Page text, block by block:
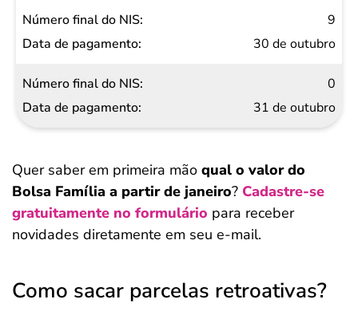
9
30 de outubro
0
31 de outubro
Quer saber em primeira mão qual o valor do
Bolsa Família a partir de janeiro? Cadastre-se
gratuitamente no formulário para receber
novidades diretamente em seu e-mail.
Como sacar parcelas retroativas?